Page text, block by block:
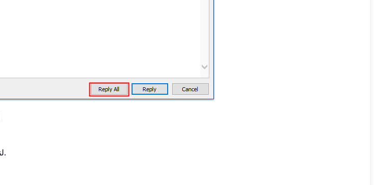
يدعم التحديد المتعدد باستخدام مفتاحي Shift أو Ctrl لنسخ القواعد أو حذفها.